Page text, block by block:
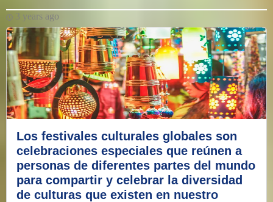
3 years ago
Los festivales culturales globales son
celebraciones especiales que reúnen a
personas de diferentes partes del mundo
para compartir y celebrar la diversidad
de culturas que existen en nuestro